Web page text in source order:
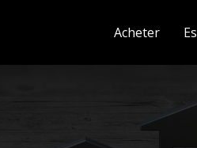
Acheter